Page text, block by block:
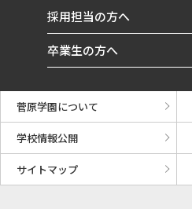
採用担当の方へ
卒業生の方へ
菅原学園について
学校情報公開
サイトマップ